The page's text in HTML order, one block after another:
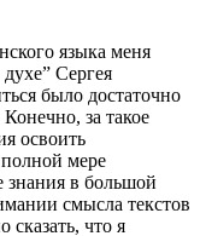
языка меня
Сергея
было достаточно
за такое
освоить
мере
в большой
смысла текстов
что я